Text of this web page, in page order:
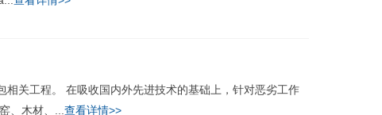
关工程。 在吸收国内外先进技术的基础上，针对恶劣工作
、木材、... 查看详情>>